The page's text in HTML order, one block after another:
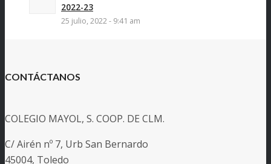
2022-23
25 julio, 2022 - 9:41 am
CONTÁCTANOS
COLEGIO MAYOL, S. COOP. DE CLM.
C/ Airén nº 7, Urb San Bernardo
45004, Toledo